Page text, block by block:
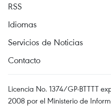
RSS
Idiomas
Servicios de Noticias
Contacto
Licencia No. 1374/GP-BTTTT
2008 por el Ministerio de